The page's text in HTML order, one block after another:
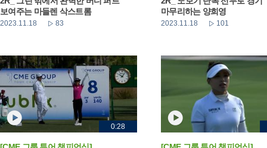
보여주는 마들렌 삭스트롬
2023.11.18 83
마무리하는 양희영
2023.11.18 101
0:28